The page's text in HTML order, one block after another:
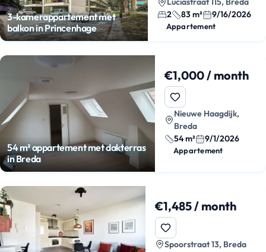
3-kamerappartement met
balkon in Princenhage
2
83 m² 9/16/2026
Appartement
54 m² appartement met dakterras
in Breda
€1,000 / month
Nieuwe Haagdijk,
Breda
54 m²
9/1/2026
Appartement
€1,485 / month
Spoorstraat 13, Breda